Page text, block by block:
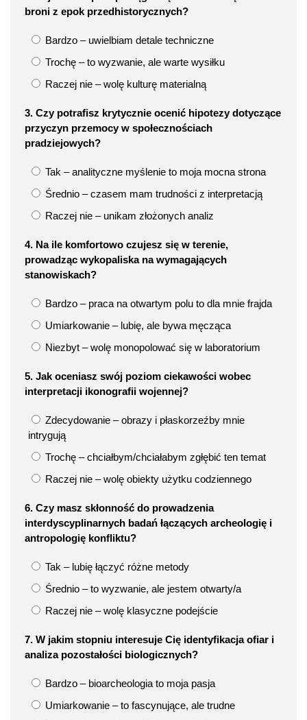
broni z epok przedhistorycznych?
Bardzo – uwielbiam detale techniczne
Trochę – to wyzwanie, ale warte wysiłku
Raczej nie – wolę kulturę materialną
3. Czy potrafisz krytycznie ocenić hipotezy dotyczące
przyczyn przemocy w społecznościach
pradziejowych?
Tak – analityczne myślenie to moja mocna strona
Średnio – czasem mam trudności z interpretacją
Raczej nie – unikam złożonych analiz
4. Na ile komfortowo czujesz się w terenie,
prowadząc wykopaliska na wymagających
stanowiskach?
Bardzo – praca na otwartym polu to dla mnie frajda
Umiarkowanie – lubię, ale bywa męcząca
Niezbyt – wolę monopolować się w laboratorium
5. Jak oceniasz swój poziom ciekawości wobec
interpretacji ikonografii wojennej?
Zdecydowanie – obrazy i płaskorzeźby mnie
intrygują
Trochę – chciałbym/chciałabym zgłębić ten temat
Raczej nie – wolę obiekty użytku codziennego
6. Czy masz skłonność do prowadzenia
interdyscyplinarnych badań łączących archeologię i
antropologię konfliktu?
Tak – lubię łączyć różne metody
Średnio – to wyzwanie, ale jestem otwarty/a
Raczej nie – wolę klasyczne podejście
7. W jakim stopniu interesuje Cię identyfikacja ofiar i
analiza pozostałości biologicznych?
Bardzo – bioarcheologia to moja pasja
Umiarkowanie – to fascynujące, ale trudne